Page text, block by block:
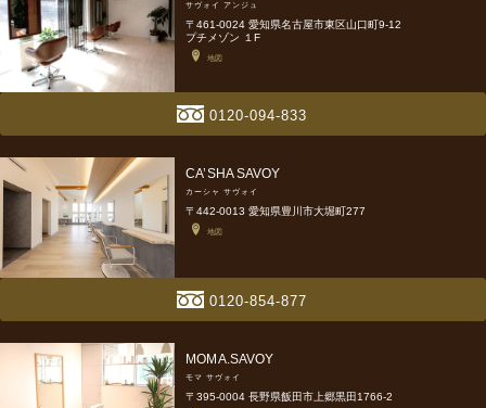
サヴォイ アンジュ
〒461-0024 愛知県名古屋市東区山口町9-12
プチメゾン １F
地図
0120-094-833
CA’SHA SAVOY
カーシャ サヴォイ
〒442-0013 愛知県豊川市大堀町277
地図
0120-854-877
MOMA.SAVOY
モマ サヴォイ
〒395-0004 長野県飯田市上郷黒田1766-2